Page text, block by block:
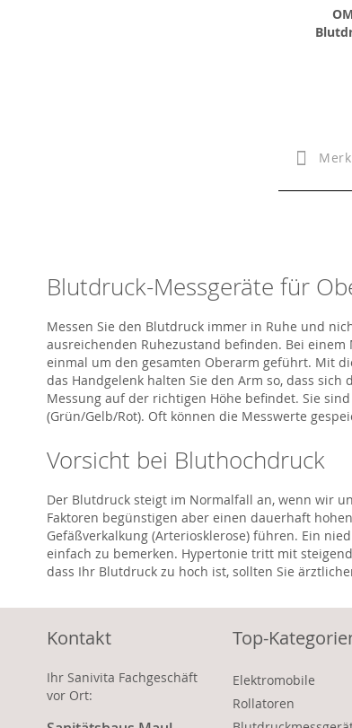
Blutdruck-Messgeräte für
Messen Sie den Blutdruck immer in Ruhe und
ausreichenden Ruhezustand befinden. Bei
einmal um den gesamten Oberarm geführt. Mit
das Handgelenk halten Sie den Arm so, dass
Messung auf der richtigen Höhe befindet. Sie
(Grün/Gelb/Rot). Oft können die Messwerte
Vorsicht bei Bluthochdruck
Der Blutdruck steigt im Normalfall an, wenn wir
Faktoren begünstigen aber einen dauerhaft
Gefäßverkalkung (Arteriosklerose) führen. Ein
einfach zu bemerken. Hypertonie tritt mit
dass Ihr Blutdruck zu hoch ist, sollten Sie
Kontakt
Ihr Sanivita Fachgeschäft
vor Ort:
Top-
Elektromobile
Rollatoren